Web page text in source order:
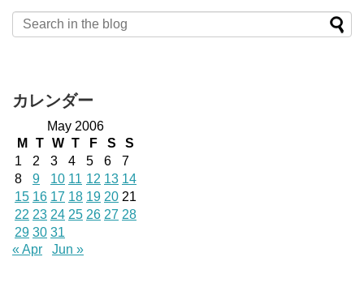
カレンダー
May 2006
M
T W T F S
S
1
2 3 4 5 6
7
8
9 10 11 12 13 14
15 16 17 18 19 20 21
22 23 24 25 26 27 28
29 30 31
« Apr
Jun »